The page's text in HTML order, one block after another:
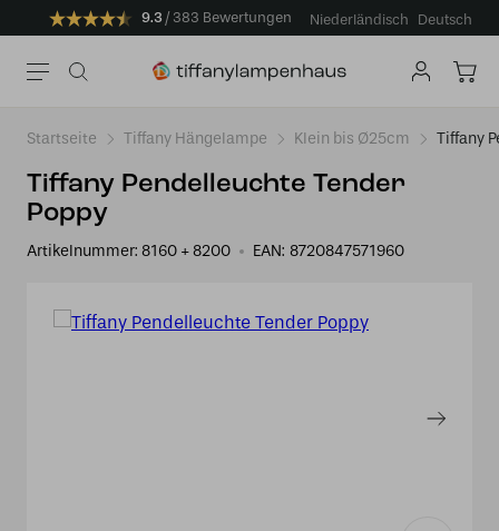
9.3 383 Bewertungen Niederländisch Deutsch
Startseite Tiffany Hängelampe Klein bis Ø25cm Tiffany
Tiffany Pendelleuchte Tender
Poppy
Artikelnummer: 8160 + 8200 EAN: 8720847571960